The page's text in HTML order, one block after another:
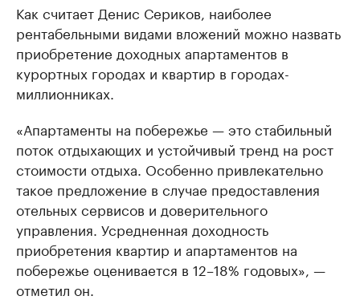
Как считает Денис Сериков, наиболее
рентабельными видами вложений можно назвать
приобретение доходных апартаментов в
курортных городах и квартир в городах-
миллионниках.
«Апартаменты на побережье — это стабильный
поток отдыхающих и устойчивый тренд на рост
стоимости отдыха. Особенно привлекательно
такое предложение в случае предоставления
отельных сервисов и доверительного
управления. Усредненная доходность
приобретения квартир и апартаментов на
побережье оценивается в 12–18% годовых», —
отметил он.